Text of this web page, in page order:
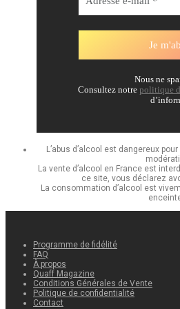
Nous ne
Consultez notre politique
L’abus d’alcool est dangereux
La vente d’alcool en France est
ce site, vous déclarez
La consommation d’alcool est
Programme de fidélité
FAQ
À propos
Quaff Magazine
Conditions Générales de Vente
Politique de confidentialité
Contact